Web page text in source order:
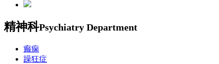
精神科Psychiatry Department
癫痫
躁狂症